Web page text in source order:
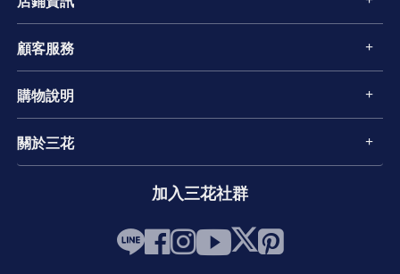
顧客服務
購物說明
關於三花
加入三花社群